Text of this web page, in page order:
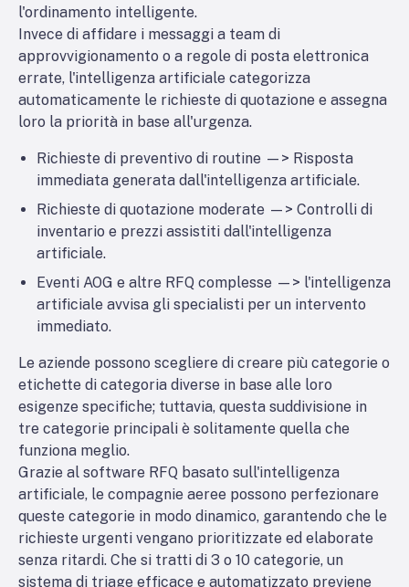
l'ordinamento intelligente.
Invece di affidare i messaggi a team di
approvvigionamento o a regole di posta elettronica
errate, l'intelligenza artificiale categorizza
automaticamente le richieste di quotazione e assegna
loro la priorità in base all'urgenza.
Richieste di preventivo di routine —> Risposta
immediata generata dall'intelligenza artificiale.
Richieste di quotazione moderate —> Controlli di
inventario e prezzi assistiti dall'intelligenza
artificiale.
Eventi AOG e altre RFQ complesse —> l'intelligenza
artificiale avvisa gli specialisti per un intervento
immediato.
Le aziende possono scegliere di creare più categorie o
etichette di categoria diverse in base alle loro
esigenze specifiche; tuttavia, questa suddivisione in
tre categorie principali è solitamente quella che
funziona meglio.
Grazie al software RFQ basato sull'intelligenza
artificiale, le compagnie aeree possono perfezionare
queste categorie in modo dinamico, garantendo che le
richieste urgenti vengano prioritizzate ed elaborate
senza ritardi. Che si tratti di 3 o 10 categorie, un
sistema di triage efficace e automatizzato previene